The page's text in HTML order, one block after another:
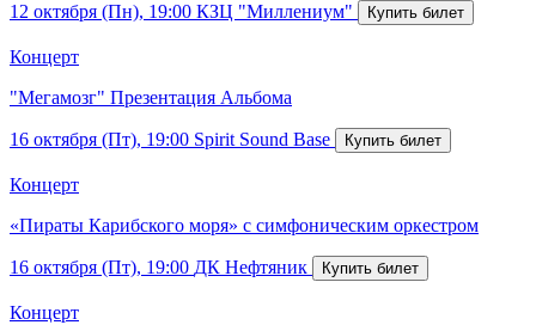
12 октября (Пн), 19:00 КЗЦ "Миллениум"
Концерт
"Мегамозг" Презентация Альбома
16 октября (Пт), 19:00 Spirit Sound Base
Концерт
«Пираты Карибского моря» с симфоническим оркестром
16 октября (Пт), 19:00 ДК Нефтяник
Концерт